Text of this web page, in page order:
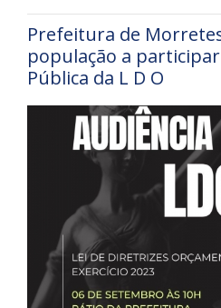
Prefeitura de
população a
Pública da L D O